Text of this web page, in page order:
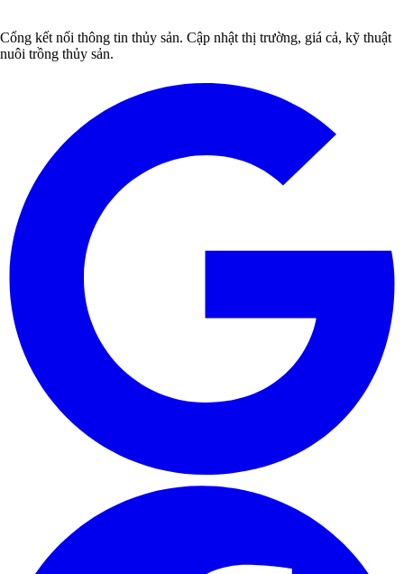
Cổng kết nối thông tin thủy sản. Cập nhật thị trường, giá cả, kỹ thuật
nuôi trồng thủy sản.